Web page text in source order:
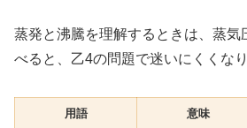
蒸発と沸騰を理解するときは、蒸気
べると、乙4の問題で迷いにくくなり
用語 意味